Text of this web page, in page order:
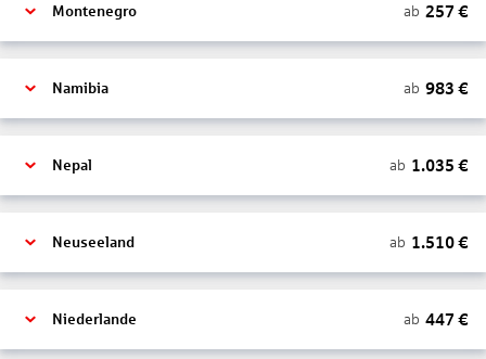
Montenegro ab 257 €
Namibia ab 983 €
Nepal ab 1.035 €
Neuseeland ab 1.510€
Niederlande ab 447 €